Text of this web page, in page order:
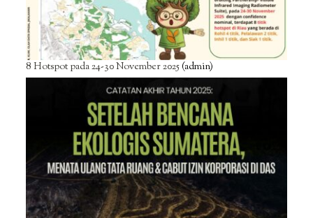
8 Hotspot pada 24-30 November 2025(admin)